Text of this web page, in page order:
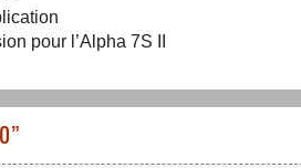
pour l’Alpha 7S II
”